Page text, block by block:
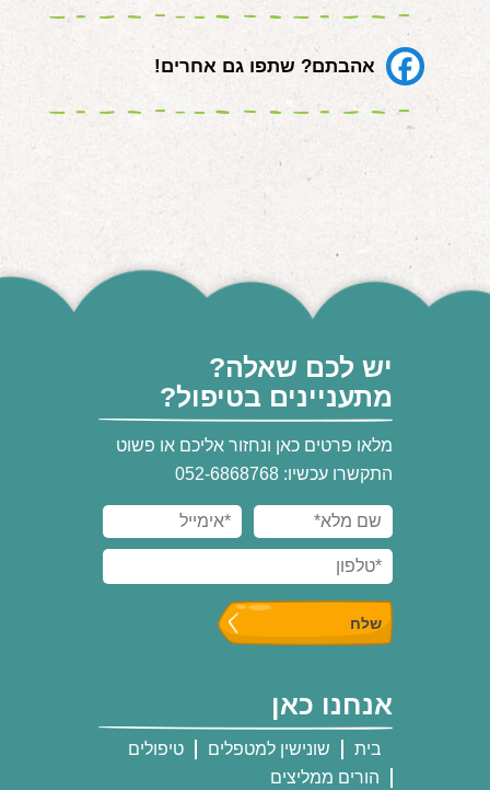
אהבתם? שתפו גם אחרים!
יש לכם שאלה?
מתעניינים בטיפול?
מלאו פרטים כאן ונחזור אליכם או פשוט
התקשרו עכשיו: 052-6868768
אנחנו כאן
בית שונישין למטפלים
טיפולים
הורים ממליצים